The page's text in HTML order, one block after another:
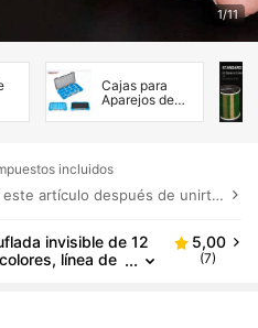
1/11
Cajas para
Aparejos de
incluidos
este artículo después de unirte.
invisible de 12
línea de
Pascua
5,00
(7)